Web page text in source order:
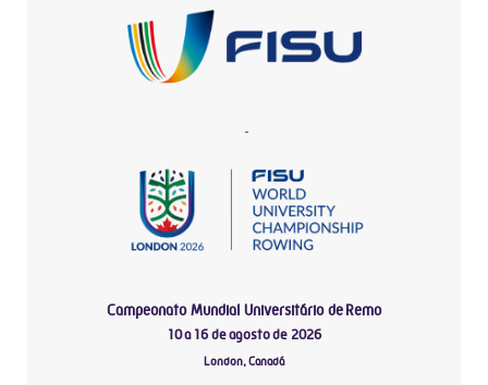
-
Campeonato Mundial Universitário de Remo
10 a 16 de agosto de 2026
London, Canadá